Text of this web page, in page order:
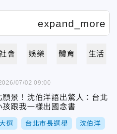
會 娛樂 體育 生活
願景！沈伯洋語出驚人：台北
孩跟我一樣出國念書
選 台北市長選舉 沈伯洋
07/02 09:00